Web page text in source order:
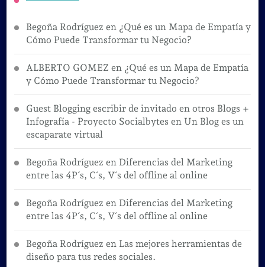
Begoña Rodríguez en ¿Qué es un Mapa de Empatía y
Cómo Puede Transformar tu Negocio?
ALBERTO GOMEZ en ¿Qué es un Mapa de Empatía
y Cómo Puede Transformar tu Negocio?
Guest Blogging escribir de invitado en otros Blogs +
Infografía - Proyecto Socialbytes en Un Blog es un
escaparate virtual
Begoña Rodríguez en Diferencias del Marketing
entre las 4P´s, C´s, V´s del offline al online
Begoña Rodríguez en Diferencias del Marketing
entre las 4P´s, C´s, V´s del offline al online
Begoña Rodríguez en Las mejores herramientas de
diseño para tus redes sociales.